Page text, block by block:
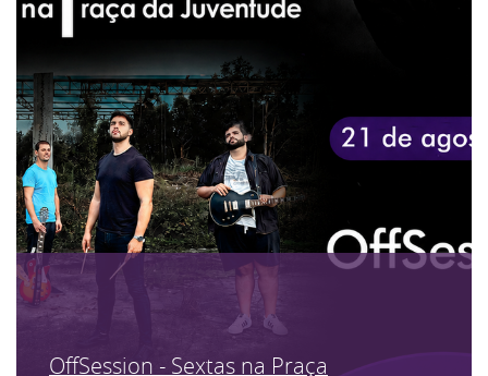
OffSession - Sextas na Praça